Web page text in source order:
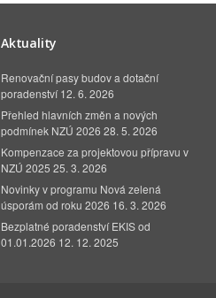
Aktuality
Renovační pasy budov a dotační
poradenství 12. 6. 2026
Přehled hlavních změn a nových
podmínek NZÚ 2026 28. 5. 2026
Kompenzace za projektovou přípravu v
NZÚ 2025 25. 3. 2026
Novinky v programu Nová zelená
úsporám od roku 2026 16. 3. 2026
Bezplatné poradenství EKIS od
01.01.2026 12. 12. 2025